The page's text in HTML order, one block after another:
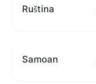
Ruština
Samoan